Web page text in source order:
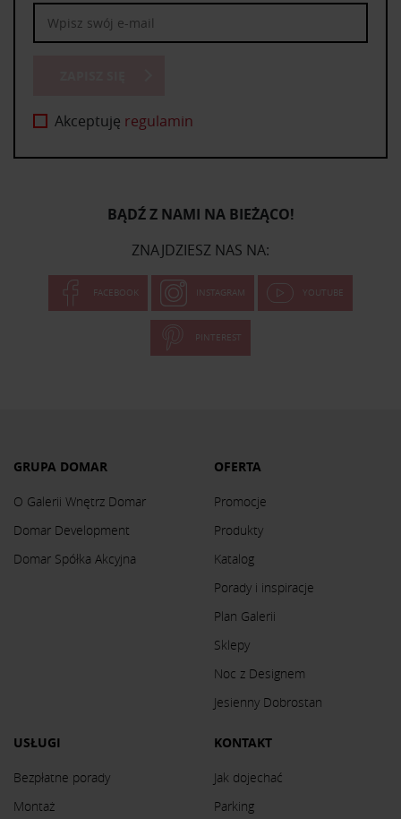
Akceptuję regulamin
BĄDŹ Z NAMI NA BIEŻĄCO!
ZNAJDZIESZ NAS NA:
FACEBOOK INSTAGRAM YOUTUBE
PINTEREST
GRUPA DOMAR
O Galerii Wnętrz Domar
Domar Development
Domar Spółka Akcyjna
OFERTA
Promocje
Produkty
Katalog
Porady i inspiracje
Plan Galerii
Sklepy
Noc z Designem
Jesienny Dobrostan
USŁUGI
Bezpłatne porady
Montaż
KONTAKT
Jak dojechać
Parking